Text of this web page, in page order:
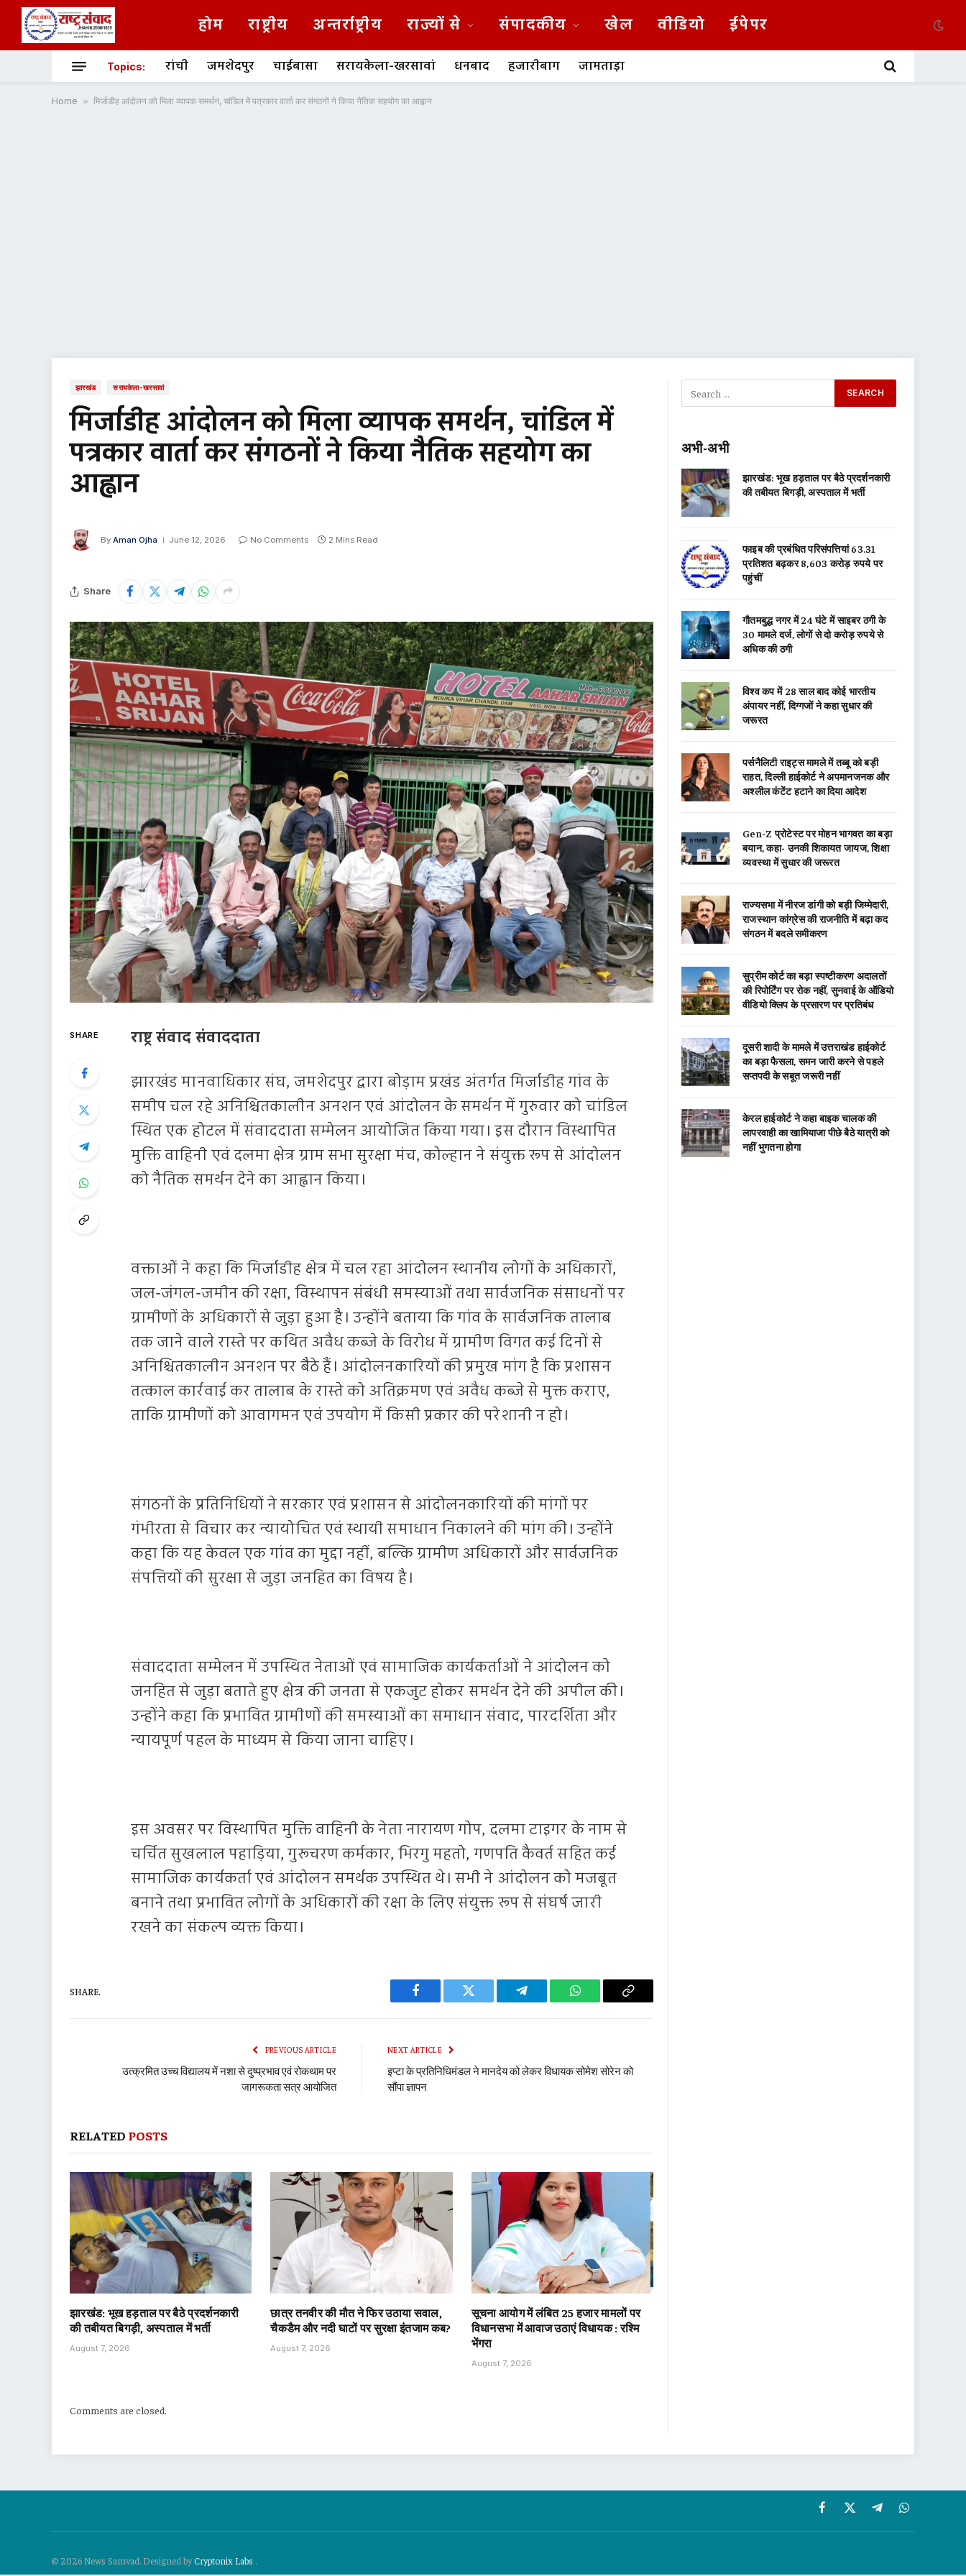
होम राष्ट्रीय अन्तर्राष्ट्रीय राज्यों से संपादकीय खेल वीडियो ईपेपर
Topics: रांची जमशेदपुर चाईबासा सरायकेला-खरसावां धनबाद हजारीबाग जामताड़ा
Home » मिर्जाडीह आंदोलन को मिला व्यापक समर्थन, चांडिल में पत्रकार वार्ता कर संगठनों ने किया नैतिक सहयोग का आह्वान
झारखंड सरायकेला-खरसावां
मिर्जाडीह आंदोलन को मिला व्यापक समर्थन, चांडिल में
पत्रकार वार्ता कर संगठनों ने किया नैतिक सहयोग का
आह्वान
By Aman Ojha June 12, 2026 No Comments 2 Mins Read
Share
SHARE राष्ट्र संवाद संवाददाता
झारखंड मानवाधिकार संघ, जमशेदपुर द्वारा बोड़ाम प्रखंड अंतर्गत मिर्जाडीह गांव के
समीप चल रहे अनिश्चितकालीन अनशन एवं आंदोलन के समर्थन में गुरुवार को चांडिल
स्थित एक होटल में संवाददाता सम्मेलन आयोजित किया गया। इस दौरान विस्थापित
मुक्ति वाहिनी एवं दलमा क्षेत्र ग्राम सभा सुरक्षा मंच, कोल्हान ने संयुक्त रूप से आंदोलन
को नैतिक समर्थन देने का आह्वान किया।
वक्ताओं ने कहा कि मिर्जाडीह क्षेत्र में चल रहा आंदोलन स्थानीय लोगों के अधिकारों,
जल-जंगल-जमीन की रक्षा, विस्थापन संबंधी समस्याओं तथा सार्वजनिक संसाधनों पर
ग्रामीणों के अधिकारों से जुड़ा हुआ है। उन्होंने बताया कि गांव के सार्वजनिक तालाब
तक जाने वाले रास्ते पर कथित अवैध कब्जे के विरोध में ग्रामीण विगत कई दिनों से
अनिश्चितकालीन अनशन पर बैठे हैं। आंदोलनकारियों की प्रमुख मांग है कि प्रशासन
तत्काल कार्रवाई कर तालाब के रास्ते को अतिक्रमण एवं अवैध कब्जे से मुक्त कराए,
ताकि ग्रामीणों को आवागमन एवं उपयोग में किसी प्रकार की परेशानी न हो।
संगठनों के प्रतिनिधियों ने सरकार एवं प्रशासन से आंदोलनकारियों की मांगों पर
गंभीरता से विचार कर न्यायोचित एवं स्थायी समाधान निकालने की मांग की। उन्होंने
कहा कि यह केवल एक गांव का मुद्दा नहीं, बल्कि ग्रामीण अधिकारों और सार्वजनिक
संपत्तियों की सुरक्षा से जुड़ा जनहित का विषय है।
संवाददाता सम्मेलन में उपस्थित नेताओं एवं सामाजिक कार्यकर्ताओं ने आंदोलन को
जनहित से जुड़ा बताते हुए क्षेत्र की जनता से एकजुट होकर समर्थन देने की अपील की।
उन्होंने कहा कि प्रभावित ग्रामीणों की समस्याओं का समाधान संवाद, पारदर्शिता और
न्यायपूर्ण पहल के माध्यम से किया जाना चाहिए।
इस अवसर पर विस्थापित मुक्ति वाहिनी के नेता नारायण गोप, दलमा टाइगर के नाम से
चर्चित सुखलाल पहाड़िया, गुरूचरण कर्मकार, भिरगु महतो, गणपति कैवर्त सहित कई
सामाजिक कार्यकर्ता एवं आंदोलन समर्थक उपस्थित थे। सभी ने आंदोलन को मजबूत
बनाने तथा प्रभावित लोगों के अधिकारों की रक्षा के लिए संयुक्त रूप से संघर्ष जारी
रखने का संकल्प व्यक्त किया।
SHARE.
Facebook Twitter Telegram WhatsAppCopy
PREVIOUS ARTICLE
उत्क्रमित उच्च विद्यालय में नशा से दुष्प्रभाव एवं रोकथाम पर
जागरूकता सत्र आयोजित
NEXT ARTICLE
इप्टा के प्रतिनिधिमंडल ने मानदेय को लेकर विधायक सोमेश सोरेन को
सौंपा ज्ञापन
RELATED POSTS
झारखंड: भूख हड़ताल पर बैठे प्रदर्शनकारी
की तबीयत बिगड़ी, अस्पताल में भर्ती
August 7, 2026
छात्र तनवीर की मौत ने फिर उठाया सवाल,
चैकडैम और नदी घाटों पर सुरक्षा इंतजाम कब?
August 7, 2026
सूचना आयोग में लंबित 25 हजार मामलों पर
विधानसभा में आवाज उठाएं विधायक : रश्मि
भेंगरा
August 7, 2026
Comments are closed.
अभी-अभी
झारखंड: भूख हड़ताल पर बैठे प्रदर्शनकारी
की तबीयत बिगड़ी, अस्पताल में भर्ती
फाइब की प्रबंधित परिसंपत्तियां 63.31
प्रतिशत बढ़कर 8,603 करोड़ रुपये पर
पहुंचीं
गौतमबुद्ध नगर में 24 घंटे में साइबर ठगी के
30 मामले दर्ज, लोगों से दो करोड़ रुपये से
अधिक की ठगी
विश्व कप में 28 साल बाद कोई भारतीय
अंपायर नहीं, दिग्गजों ने कहा सुधार की
जरूरत
पर्सनैलिटी राइट्स मामले में तब्बू को बड़ी
राहत, दिल्ली हाईकोर्ट ने अपमानजनक और
अश्लील कंटेंट हटाने का दिया आदेश
Gen-Z प्रोटेस्ट पर मोहन भागवत का बड़ा
बयान, कहा- उनकी शिकायत जायज, शिक्षा
व्यवस्था में सुधार की जरूरत
राज्यसभा में नीरज डांगी को बड़ी जिम्मेदारी,
राजस्थान कांग्रेस की राजनीति में बढ़ा कद
संगठन में बदले समीकरण
सुप्रीम कोर्ट का बड़ा स्पष्टीकरण अदालतों
की रिपोर्टिंग पर रोक नहीं, सुनवाई के ऑडियो
वीडियो क्लिप के प्रसारण पर प्रतिबंध
दूसरी शादी के मामले में उत्तराखंड हाईकोर्ट
का बड़ा फैसला, समन जारी करने से पहले
सप्तपदी के सबूत जरूरी नहीं
केरल हाईकोर्ट ने कहा बाइक चालक की
लापरवाही का खामियाजा पीछे बैठे यात्री को
नहीं भुगतना होगा
Facebook
X
(Twitter)
TelegramWhatsApp
© 2026 News Samvad. Designed byCryptonix Labs .